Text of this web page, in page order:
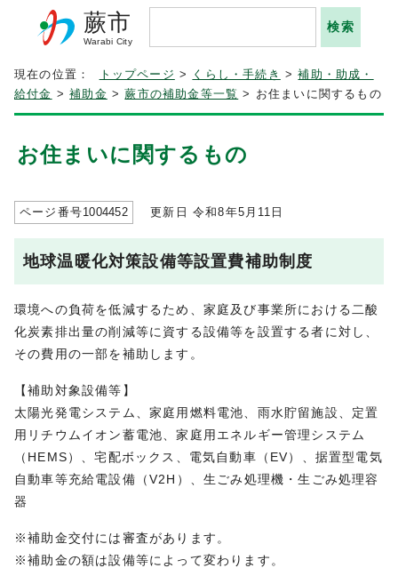
蕨市
Warabi City
現在の位置： トップページ > くらし・手続き >補助・助成・
給付金 >補助金 > 蕨市の補助金等一覧 > お住まいに関するもの
お住まいに関するもの
ページ番号1004452 更新日 令和8年5月 11 日
地球温暖化対策設備等設置費補助制度
環境への負荷を低減するため、家庭及び事業所における二酸
化炭素排出量の削減等に資する設備等を設置する者に対し、
その費用の一部を補助します。
【補助対象設備等】
太陽光発電システム、家庭用燃料電池、雨水貯留施設、定置
用リチウムイオン蓄電池、家庭用エネルギー管理システム
（HEMS）、宅配ボックス、電気自動車（EV）、据置型電気
自動車等充給電設備（V2H）、生ごみ処理機・生ごみ処理容
器
※補助金交付には審査があります。
※補助金の額は設備等によって変わります。